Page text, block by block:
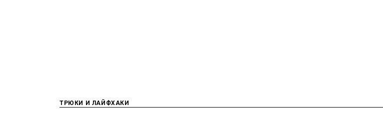
ТРЮКИ И ЛАЙФХАКИ